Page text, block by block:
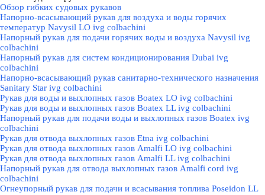
Обзор гибких судовых рукавов
Напорно-всасывающий рукав для воздуха и воды горячих
температур Navysil LO ivg colbachini
Напорный рукав для подачи горячих воды и воздуха Navysil ivg
colbachini
Напорный рукав для систем кондиционирования Dubai ivg
colbachini
Напорно-всасывающий рукав санитарно-технического назначения
Sanitary Star ivg colbachini
Рукав для воды и выхлопных газов Boatex LO ivg colbachini
Рукав для воды и выхлопных газов Boatex LL ivg colbachini
Напорный рукав для подачи воды и выхлопных газов Boatex ivg
colbachini
Рукав для отвода выхлопных газов Etna ivg colbachini
Рукав для отвода выхлопных газов Amalfi LO ivg colbachini
Рукав для отвода выхлопных газов Amalfi LL ivg colbachini
Напорный рукав для отвода выхлопных газов Amalfi cord ivg
colbachini
Огнеупорный рукав для подачи и всасывания топлива Poseidon LL